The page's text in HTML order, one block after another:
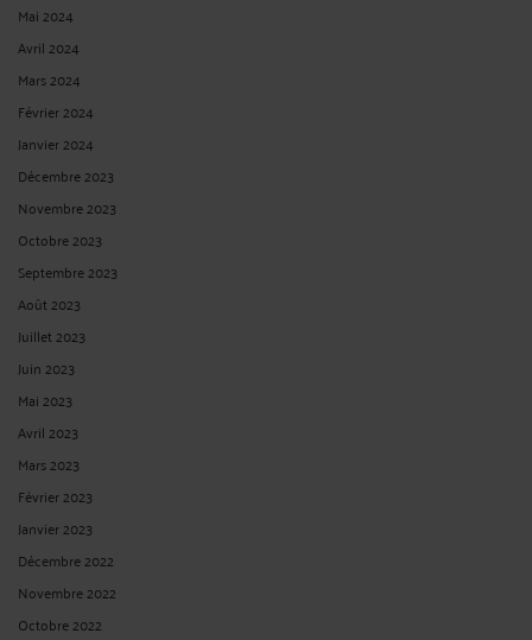
Mai 2024
Avril 2024
Mars 2024
Février 2024
Janvier 2024
Décembre 2023
Novembre 2023
Octobre 2023
Septembre 2023
Août 2023
Juillet 2023
Juin 2023
Mai 2023
Avril 2023
Mars 2023
Février 2023
Janvier 2023
Décembre 2022
Novembre 2022
Octobre 2022